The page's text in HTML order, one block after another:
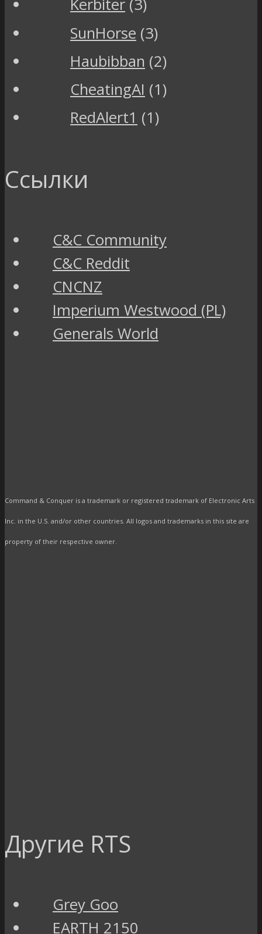
Kerbiter (3)
SunHorse (3)
Haubibban (2)
CheatingAI (1)
RedAlert1 (1)
Ссылки
C&C Community
C&C Reddit
CNCNZ
Imperium Westwood (PL)
Generals World
Command & Conquer is a trademark or registered trademark of Electronic Arts
Inc. in the U.S. and/or other countries. All logos and trademarks in this site are
property of their respective owner.
Другие RTS
Grey Goo
EARTH 2150